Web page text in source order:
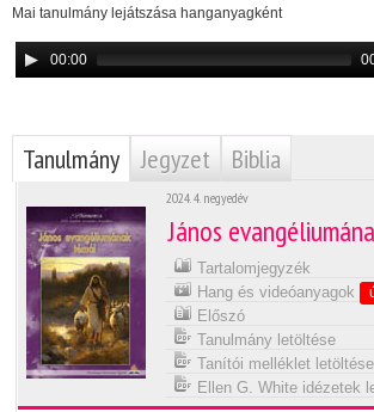
Mai tanulmány lejátszása hanganyagként
00:00
Tanulmány Jegyzet Biblia
2024. 4. negyedév
János
Tartalomjegyzék
Hang és videóanyagok
Előszó
Tanulmány letöltése
Tanítói melléklet letöltése
Ellen G. White idézetek